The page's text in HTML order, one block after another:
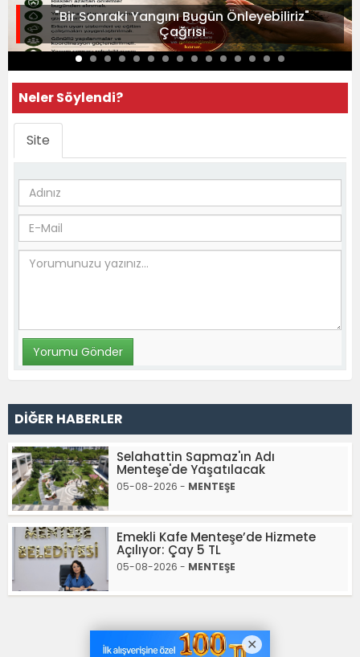
"Bir Sonraki Yangını Bugün Önleyebiliriz"
Çağrısı
Neler Söylendi?
Site
DİĞER HABERLER
Selahattin Sapmaz'ın Adı
Menteşe'de Yaşatılacak
05-08-2026 - MENTEŞE
Emekli Kafe Menteşe’de Hizmete
Açılıyor: Çay 5 TL
05-08-2026 - MENTEŞE